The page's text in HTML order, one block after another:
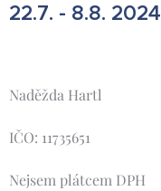
22.7. - 8.8. 2024
Naděžda Hartl
IČO: 11735651
Nejsem plátcem DPH